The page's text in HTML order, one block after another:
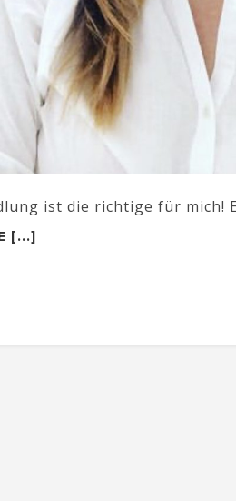
ist die richtige für
[...]